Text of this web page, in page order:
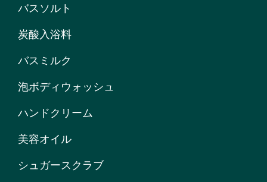
バスソルト
炭酸入浴料
バスミルク
泡ボディウォッシュ
ハンドクリーム
美容オイル
シュガースクラブ